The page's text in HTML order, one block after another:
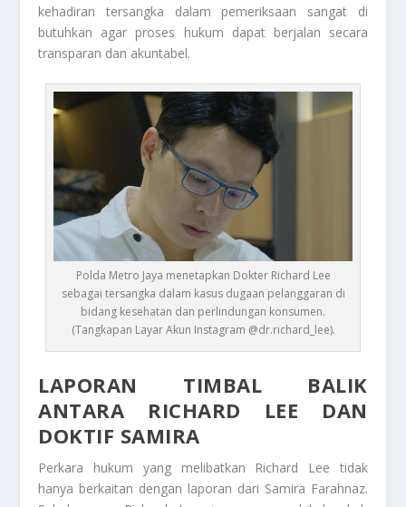
kehadiran tersangka dalam pemeriksaan sangat di
butuhkan agar proses hukum dapat berjalan secara
transparan dan akuntabel.
Polda Metro Jaya menetapkan Dokter Richard Lee
sebagai tersangka dalam kasus dugaan pelanggaran di
bidang kesehatan dan perlindungan konsumen.
(Tangkapan Layar Akun Instagram @dr.richard_lee).
LAPORAN TIMBAL BALIK
ANTARA RICHARD LEE DAN
DOKTIF SAMIRA
Perkara hukum yang melibatkan Richard Lee tidak
hanya berkaitan dengan laporan dari Samira Farahnaz.